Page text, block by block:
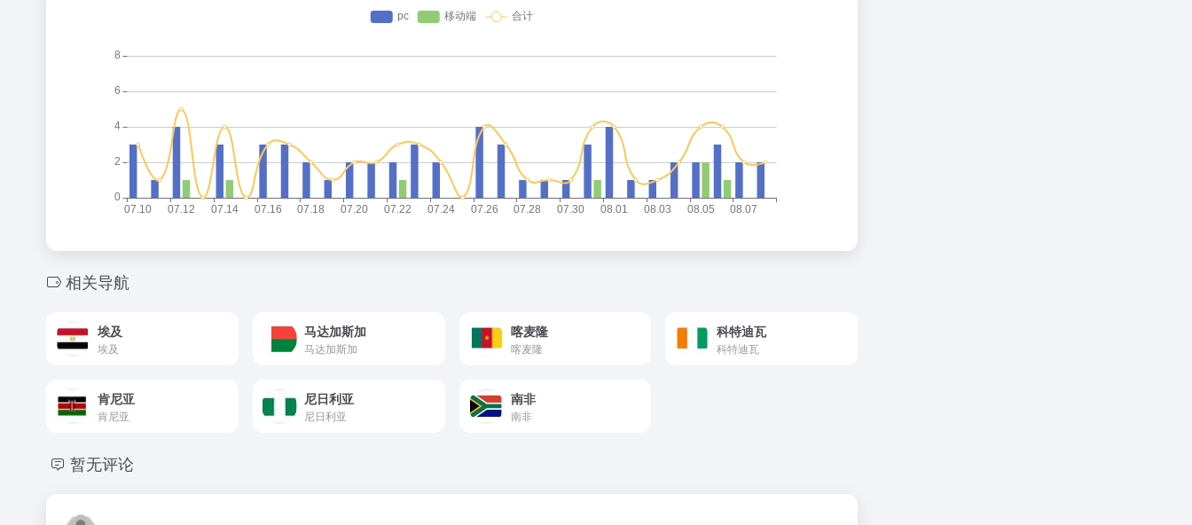
相关导航
埃及
埃及
马达加斯加
马达加斯加
喀麦隆
喀麦隆
科特迪瓦
科特迪瓦
肯尼亚
肯尼亚
尼日利亚
尼日利亚
南非
南非
暂无评论